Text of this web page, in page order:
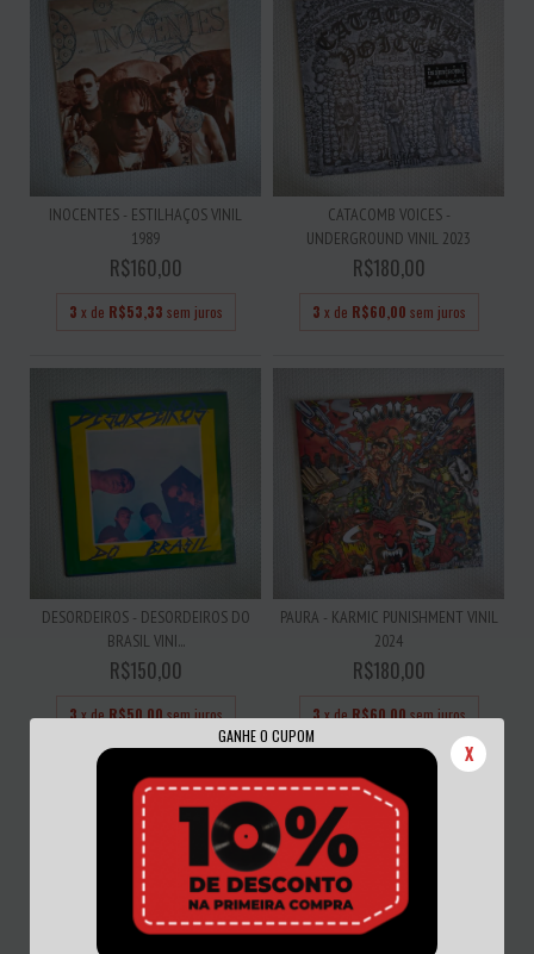
GANHE O CUPOM
X
INOCENTES - ESTILHAÇOS VINIL
1989
R$160,00
3 x de R$53,33 sem juros
CATACOMB VOICES -
UNDERGROUND VINIL 2023
R$180,00
3 x de R$60,00 sem juros
DESORDEIROS - DESORDEIROS DO
BRASIL VINI...
R$150,00
3x deR$50,00sem juros
PAURA - KARMIC PUNISHMENT VINIL
2024
R$180,00
3x deR$60,00sem juros